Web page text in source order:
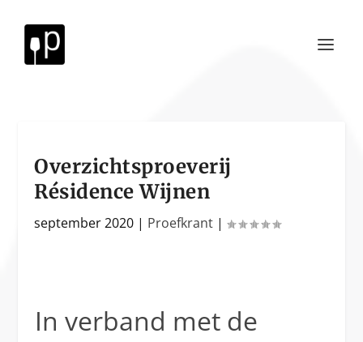
Overzichtsproeverij
Résidence Wijnen
september 2020 | Proefkrant |
In verband met de